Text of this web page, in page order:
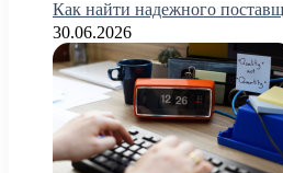
Как найти надежного
30.06.2026